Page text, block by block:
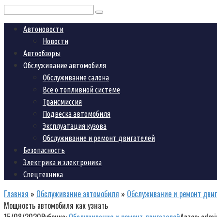
Поиск:
Автоновости
Новости
Автообзоры
Обслуживание автомобиля
Обслуживание салона
Все о топливной системе
Трансмиссия
Подвеска автомобиля
Эксплуатация кузова
Обслуживание и ремонт двигателей
Безопасность
Электрика и электроника
Спецтехника
Главная » Обслуживание автомобиля » Обслуживание и ремонт
Мощность автомобиля как узнать